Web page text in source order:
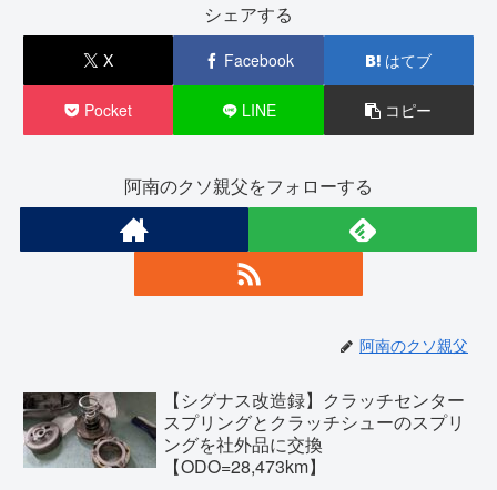
シェアする
X Facebook はてブ
Pocket LINE コピー
阿南のクソ親父をフォローする
阿南のクソ親父
【シグナス改造録】クラッチセンター
スプリングとクラッチシューのスプリ
ングを社外品に交換
【ODO=28,473km】